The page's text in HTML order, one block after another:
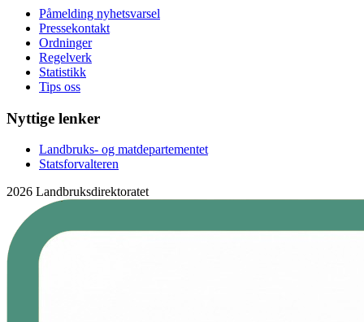
Påmelding nyhetsvarsel
Pressekontakt
Ordninger
Regelverk
Statistikk
Tips oss
Nyttige lenker
Landbruks- og matdepartementet
Statsforvalteren
2026 Landbruksdirektoratet